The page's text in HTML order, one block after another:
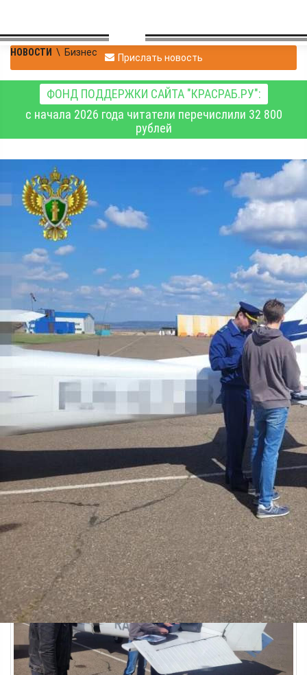
НОВОСТИ \ Бизнес Прислать новость
ФОНД ПОДДЕРЖКИ САЙТА "КРАСРАБ.РУ":
с начала 2026 года читатели перечислили 32 800
рублей
На аэродроме
"Вознесенка"
нелегально перевозили
пассажиров на
легкомоторном
самолёте
Бизнес
10.06.2026 08:16597